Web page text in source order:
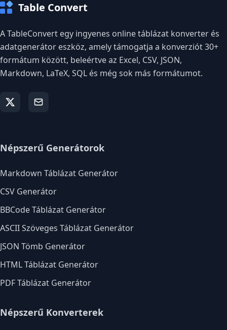
Table Convert
A TableConvert egy ingyenes online táblázat konverter és
adatgenerátor eszköz, amely támogatja a konverziót 30+
formátum között, beleértve az Excel, CSV, JSON,
Markdown, LaTeX, SQL és még sok más formátumot.
Népszerű Generátorok
Markdown Táblázat Generátor
CSV Generátor
BBCode Táblázat Generátor
ASCII Szöveges Táblázat Generátor
JSON Tömb Generátor
HTML Táblázat Generátor
PDF Táblázat Generátor
Népszerű Konverterek